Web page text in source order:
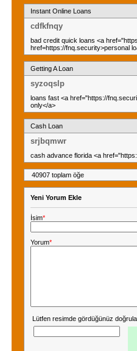
Instant Online Loans
cdfkfnqy
bad credit quick loans <a
href=https://fnq.security>personal
Getting A Loan
syzoqslp
loans fast <a href="https://
only</a>
Cash Loan
srjbqmwr
cash advance florida <a
40907 toplam öğe
Yeni Yorum Ekle
İsim*
Yorum*
Lütfen resimde gördüğünüz